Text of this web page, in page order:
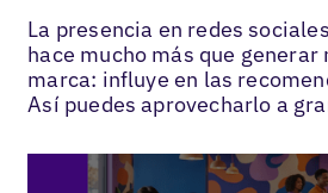
La presencia en redes
hace mucho más que generar
marca: influye en las
Así puedes aprovecharlo a